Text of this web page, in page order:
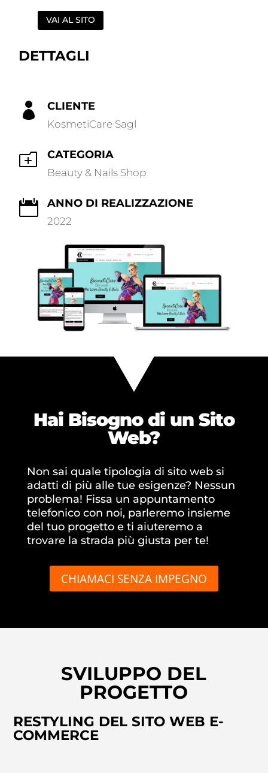
VAI AL SITO
DETTAGLI
 CLIENTE
KosmetiCare Sagl
o CATEGORIA
Beauty & Nails Shop
 ANNO DI REALIZZAZIONE
2022
Hai Bisogno di un Sito
Web?
Non sai quale tipologia di sito web si
adatti di più alle tue esigenze? Nessun
problema! Fissa un appuntamento
telefonico con noi, parleremo insieme
del tuo progetto e ti aiuteremo a
trovare la strada più giusta per te!
CHIAMACI SENZA IMPEGNO
SVILUPPO DEL
PROGETTO
RESTYLING DEL SITO WEB E-
COMMERCE